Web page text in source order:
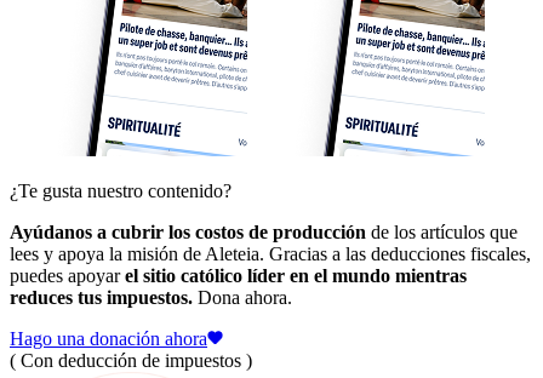
¿Te gusta nuestro contenido?
Ayúdanos a cubrir los costos de producción de los artículos que
lees y apoya la misión de Aleteia. Gracias a las deducciones fiscales,
puedes apoyarel sitio católico líder en el mundo mientras
reduces tus impuestos. Dona ahora.
Hago una donación ahora
( Con deducción de impuestos )